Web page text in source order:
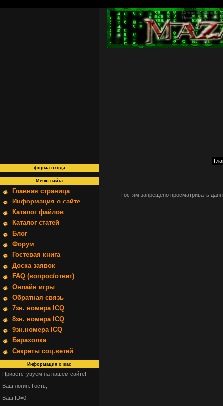
Сегодня:
Приветствую Вас
форма входа
Меню сайта
Главная страница
Информация о сайте
Каталог файлов
Каталог статей
Блог
Форум
Гостевая книга
Доска заявок
FAQ (вопрос/ответ)
Онлайн игры
Обратная связь
7зн. номера ICQ
8зн. номера ICQ
9зн.номера ICQ
Барахолка
Секреты соц.ветей
Информация о вас
Приветстувуем на нашем сайте!
Ваш логин: Гость;
Ваш ID=0;
Гостям запрещено просматривать